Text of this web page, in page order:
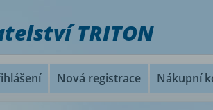
TRITON
Nová registrace Nákupní